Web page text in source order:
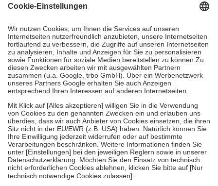
Grundsätzlich leisten Mitglieder Zuzahlungen in Höhe von zehn
höchstens zehn Euro.
Es sind jedoch nie mehr als die tatsächlichen
Kosten der Leistung zu entrichten.
Diese Regeln gelten grundsätzlich auch für Online-Apotheken.
Bei Heilmitteln und häuslicher Krankenpflege beträgt die
Zuzahlung zehn Prozent der Kosten sowie zehn Euro je
Verordnung.
Um das Engagement der Versicherten für ihre eigene Gesundheit zu
stärken und die besondere Stellung der Familie zu unterstützen,
fallenkeine Zuzahlungenan bei:
• Kindern und Jugendlichen bis zum vollendeten 18. Lebensjahr
mit Ausnahme der Fahrkosten
• Untersuchungen zur Vorsorge und Früherkennung, die von der
GKV getragen werden
• empfohlenen Schutzimpfungen
• Harn- und Blutteststreifen